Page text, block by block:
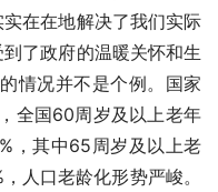
在在地解决了我们实际
了政府的温暖关怀和生
情况并不是个例。国家
全国60周岁及以上老年
，其中65周岁及以上老
人口老龄化形势严峻。